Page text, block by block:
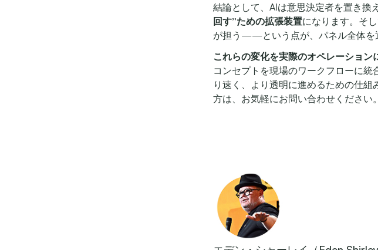
結論として、AIは意思決定者を置き換
回す”ための拡張装置になります。そ
が担う——という点が、パネル全体を
これらの変化を実際のオペレーション
コンセプトを現場のワークフローに
り速く、より透明に進めるための仕
方は、お気軽にお問い合わせください。